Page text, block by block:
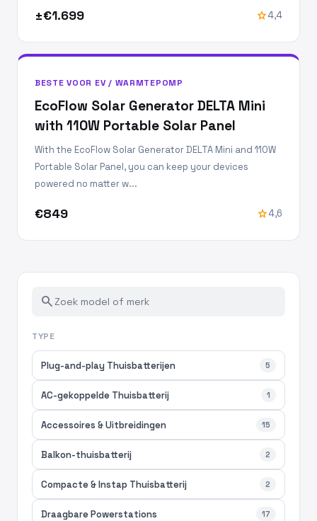
±€1.699 star4,4
BESTE VOOR EV / WARMTEPOMP
EcoFlow Solar Generator DELTA Mini
with 110W Portable Solar Panel
With the EcoFlow Solar Generator DELTA Mini and 110W
Portable Solar Panel, you can keep your devices
powered no matter w...
€849 star4,6
search
TYPE
Plug-and-play Thuisbatterijen 5
AC-gekoppelde Thuisbatterij 1
Accessoires & Uitbreidingen 15
Balkon-thuisbatterij 2
Compacte & Instap Thuisbatterij 2
Draagbare Powerstations 17